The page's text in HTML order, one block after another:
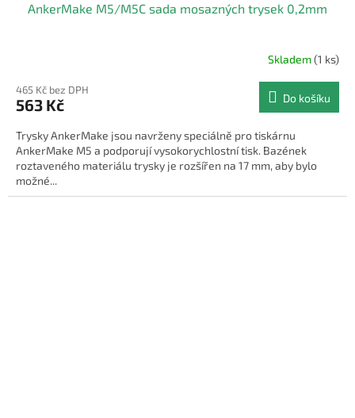
AnkerMake M5/M5C sada mosazných trysek 0,2mm
Skladem(1 ks)
465 Kč bez DPH
563 Kč Do košíku
Trysky AnkerMake jsou navrženy speciálně pro tiskárnu
AnkerMake M5 a podporují vysokorychlostní tisk. Bazének
roztaveného materiálu trysky je rozšířen na 17 mm, aby bylo
možné...